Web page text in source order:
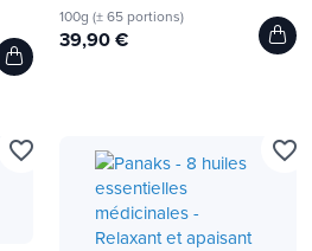
100g (± 65 portions)
39,90 €
favorite_border favorite_border